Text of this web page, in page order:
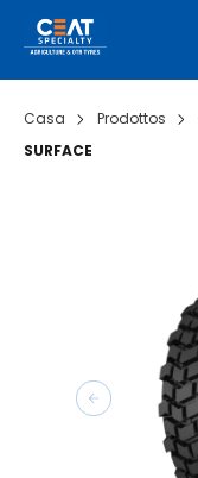
Casa Prodottos
SURFACE